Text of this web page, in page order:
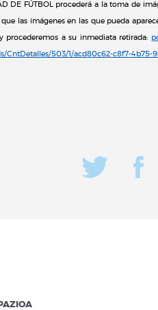
DE FÚTBOL procederá a la toma de
las imágenes en las que pueda
a su inmediata retirada:
CntDetalles/503/1/acd80c62-c8f7-4b75-